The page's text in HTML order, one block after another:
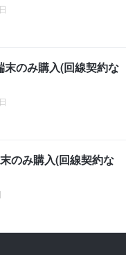
のみ購入(回線契約な
のみ購入(回線契約な